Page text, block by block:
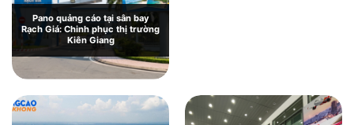
Pano quảng cáo tại sân bay
Rạch Giá: Chinh phục thị trường
Kiên Giang